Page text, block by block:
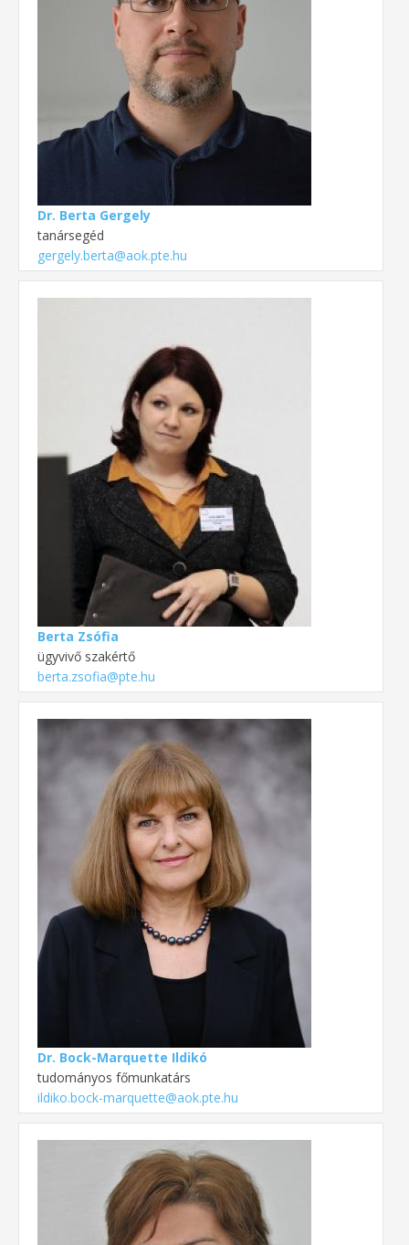
Dr. Berta Gergely
tanársegéd
gergely.berta@aok.pte.hu
Berta Zsófia
ügyvivő szakértő
berta.zsofia@pte.hu
Dr. Bock-Marquette Ildikó
tudományos főmunkatárs
ildiko.bock-marquette@aok.pte.hu